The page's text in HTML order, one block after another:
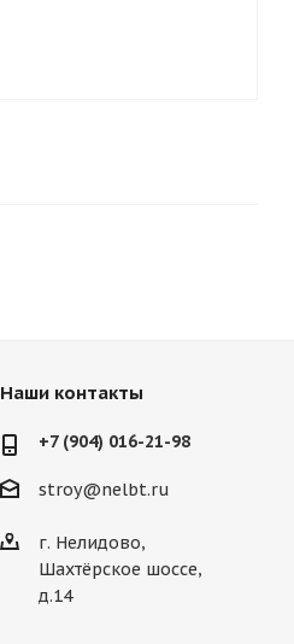
Наши контакты
+7 (904) 016-21-98
stroy@nelbt.ru
г. Нелидово,
Шахтёрское шоссе,
д.14